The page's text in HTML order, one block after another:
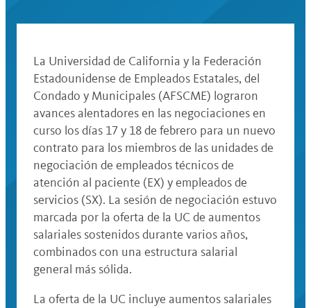
La Universidad de California y la Federación
Estadounidense de Empleados Estatales, del
Condado y Municipales (AFSCME) lograron
avances alentadores en las negociaciones en
curso los días 17 y 18 de febrero para un nuevo
contrato para los miembros de las unidades de
negociación de empleados técnicos de
atención al paciente (EX) y empleados de
servicios (SX). La sesión de negociación estuvo
marcada por la oferta de la UC de aumentos
salariales sostenidos durante varios años,
combinados con una estructura salarial
general más sólida.
La oferta de la UC incluye aumentos salariales